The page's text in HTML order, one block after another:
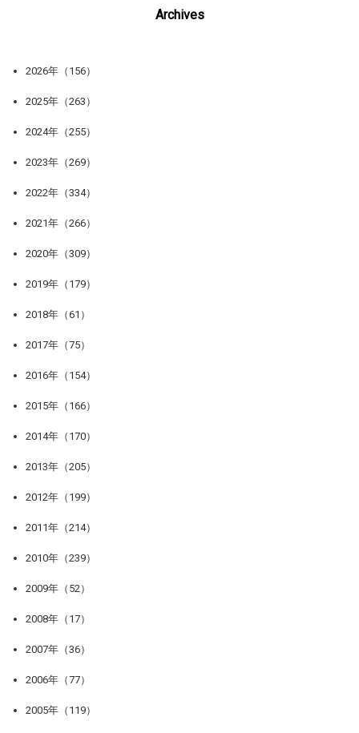
Archives
2026年（156）
2025年（263）
2024年（255）
2023年（269）
2022年（334）
2021年（266）
2020年（309）
2019年（179）
2018年（61）
2017年（75）
2016年（154）
2015年（166）
2014年（170）
2013年（205）
2012年（199）
2011年（214）
2010年（239）
2009年（52）
2008年（17）
2007年（36）
2006年（77）
2005年（119）